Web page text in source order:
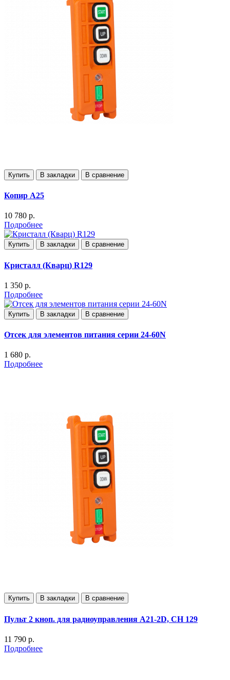
Купить В закладки В сравнение
Копир А25
10 780 р.
Подробнее
Купить В закладки В сравнение
Кристалл (Кварц) R129
1 350 р.
Подробнее
Купить В закладки В сравнение
Отсек для элементов питания серии 24-60N
1 680 р.
Подробнее
Купить В закладки В сравнение
Пульт 2 кноп. для радиоуправления А21-2D, СН 129
11 790 р.
Подробнее